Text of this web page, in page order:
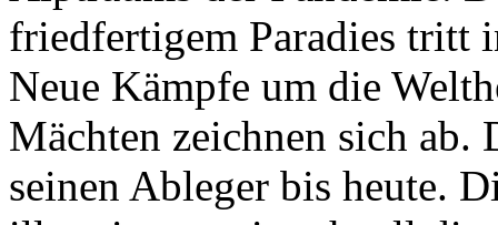
friedfertigem Paradies tritt
Neue Kämpfe um die
Mächten zeichnen sich
seinen Ableger bis heute.